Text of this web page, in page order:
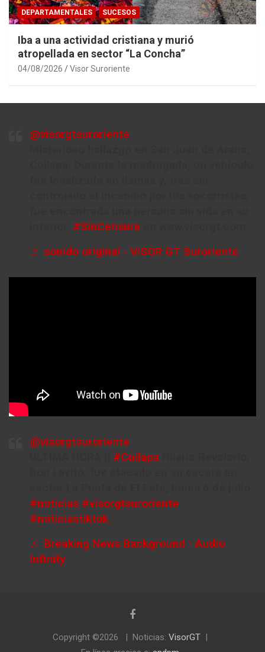
DEPARTAMENTALES SUCESOS
Iba a una actividad cristiana y murió
atropellada en sector “La Concha”
04/08/2026 Visor Suroriente
@visorgtsuroriente
#SinCensura
♬ sonido original - VISOR GT Suroriente
@visorgtsuroriente
#Cuilapa
#noticias #visorgtsuroriente
#noticiastiktok
♬ Breaking News Background - Audio
Infinity
Copyright ©2026 Noticias: VisorGT